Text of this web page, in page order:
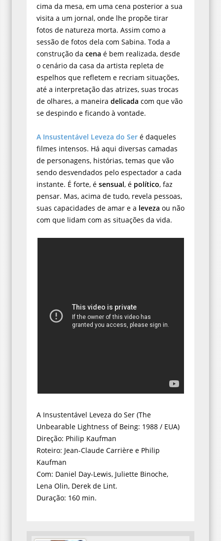
cima da mesa, em uma cena posterior a sua
visita a um jornal, onde lhe propõe tirar
fotos de natureza morta. Assim como a
sessão de fotos dela com Sabina. Toda a
construção da cena é bem realizada, desde
o cenário da casa da artista repleta de
espelhos que refletem e recriam situações,
até a interpretação das atrizes, suas trocas
de olhares, a maneira delicada com que vão
se despindo e ficando à vontade.
A Insustentável Leveza do Ser é daqueles
filmes intensos. Há aqui diversas camadas
de personagens, histórias, temas que vão
sendo desvendados pelo espectador a cada
instante. É forte, é sensual, é político, faz
pensar. Mas, acima de tudo, revela pessoas,
suas capacidades de amar e a leveza ou não
com que lidam com as situações da vida.
A Insustentável Leveza do Ser (The
Unbearable Lightness of Being: 1988 / EUA)
Direção: Philip Kaufman
Roteiro: Jean-Claude Carrière e Philip
Kaufman
Com: Daniel Day-Lewis, Juliette Binoche,
Lena Olin, Derek de Lint.
Duração: 160 min.